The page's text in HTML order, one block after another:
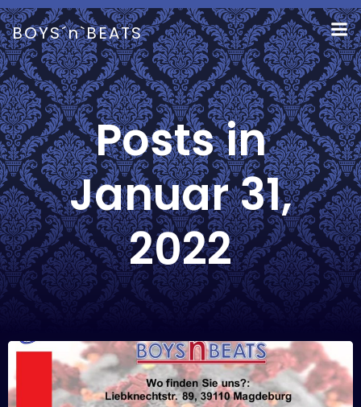
Zum
Inhalt
springen
BOYS´n`BEATS
Posts in
Januar 31,
2022